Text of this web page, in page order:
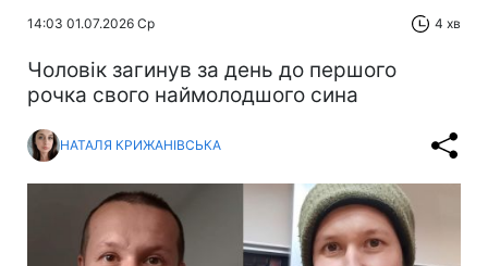
14:03 01.07.2026 Ср 4 хв
Чоловік загинув за день до першого
рочка свого наймолодшого сина
НАТАЛЯ КРИЖАНІВСЬКА